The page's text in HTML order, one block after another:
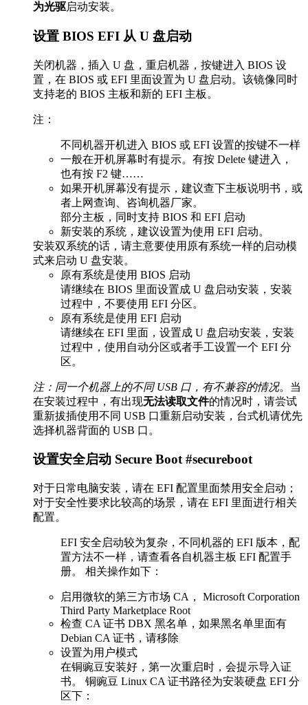
为光驱启动安装。
设置 BIOS EFI 从 U 盘启动
关闭机器，插入 U 盘，重启机器，按键进入 BIOS 设
置，在 BIOS 或 EFI 里面设置为 U 盘启动。该镜像同时
支持老的 BIOS 主板和新的 EFI 主板。
注：
不同机器开机进入 BIOS 或 EFI 设置的按键不一样
一般在开机屏幕时有提示。有按 Delete 键进入，
也有按 F2 键……
如果开机屏幕没有提示，建议查下主板说明书，或
者上网查询、咨询机器厂家。
部分主板，同时支持 BIOS 和 EFI 启动
新安装的系统，建议设置为使用 EFI 启动。
安装双系统的话，请主意要使用原有系统一样的启动模
式来启动 U 盘安装。
原有系统是使用 BIOS 启动
请继续在 BIOS 里面设置成 U 盘启动安装，安装
过程中，不要使用 EFI 分区。
原有系统是使用 EFI 启动
请继续在 EFI 里面，设置成 U 盘启动安装，安装
过程中，使用自动分区或者手工设置一个 EFI 分
区。
注：同一个机器上的不同 USB 口，有不兼容的情况。当
在安装过程中，有出现无法读取文件的情况时，请尝试
重新拔插使用不同 USB 口重新启动安装，台式机请优先
选择机器背面的 USB 口。
设置安全启动 Secure Boot #secureboot
对于日常电脑安装，请在 EFI 配置里面禁用安全启动；
对于安全性要求比较高的场景，请在 EFI 里面进行相关
配置。
EFI 安全启动较为复杂，不同机器的 EFI 版本，配
置方法不一样，请查看各自机器主板 EFI 配置手
册。 相关操作如下：
启用微软的第三方市场 CA， Microsoft Corporation
Third Party Marketplace Root
检查 CA 证书 DBX 黑名单，如果黑名单里面有
Debian CA 证书，请移除
设置为用户模式
在铜豌豆安装好，第一次重启时，会提示导入证
书。 铜豌豆 Linux CA 证书路径为安装硬盘 EFI 分
区下：